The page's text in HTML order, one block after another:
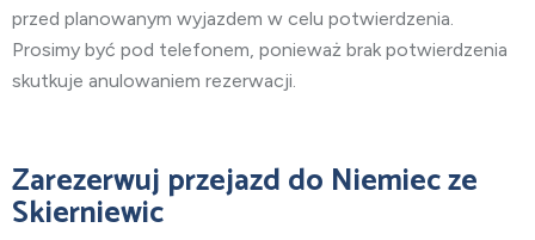
przed planowanym wyjazdem w celu potwierdzenia.
Prosimy być pod telefonem, ponieważ brak potwierdzenia
skutkuje anulowaniem rezerwacji.
Zarezerwuj przejazd do Niemiec ze
Skierniewic